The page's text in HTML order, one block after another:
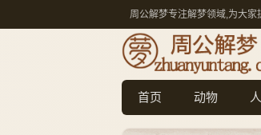
周公解梦专注解梦领域,为大家
首页 动物